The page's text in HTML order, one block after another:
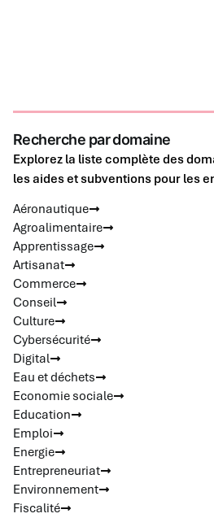
Recherche par domaine
Explorez la liste complète des
les aides et subventions pour les
Aéronautique
Agroalimentaire
Apprentissage
Artisanat
Commerce
Conseil
Culture
Cybersécurité
Digital
Eau et déchets
Economie sociale
Education
Emploi
Energie
Entrepreneuriat
Environnement
Fiscalité